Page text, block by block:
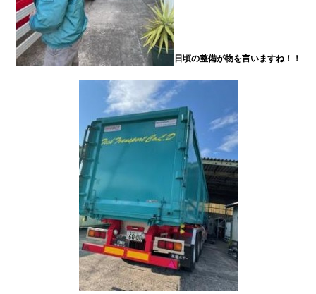
日頃の整備が物を言いますね！！